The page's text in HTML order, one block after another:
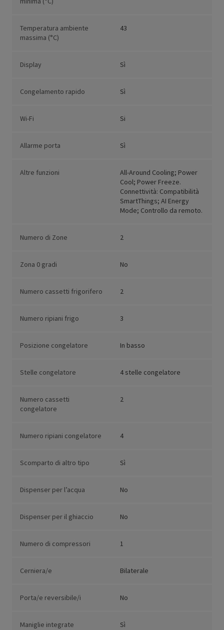
Temperatura ambiente
massima (°C)
43
Display Sì
Congelamento rapido Sì
Wi-Fi Si
Allarme porta Sì
Altre funzioni
All-Around Cooling; Power
Cool; Power Freeze.
Connettività: Compatibilità
SmartThings; AI Energy
Mode; Controllo da remoto.
Numero di Zone 2
Zona 0 gradi No
Numero cassetti frigorifero 2
Numero ripiani frigo 3
Posizione congelatore In basso
Stelle congelatore 4 stelle congelatore
Numero cassetti
congelatore
2
Numero ripiani congelatore 4
Scomparto di altro tipo Sì
Dispenser per l’acqua No
Dispenser per il ghiaccio No
Numero di compressori 1
Cerniera/e Bilaterale
Porta/e reversibile/i No
Maniglie integrate Sì